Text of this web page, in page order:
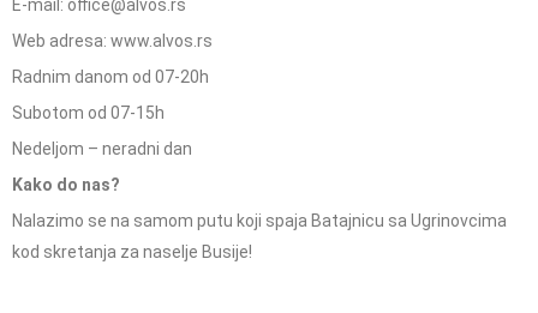
E-mail: office@alvos.rs
Web adresa: www.alvos.rs
Radnim danom od 07-20h
Subotom od 07-15h
Nedeljom – neradni dan
Kako do nas?
Nalazimo se na samom putu koji spaja Batajnicu sa Ugrinovcima
kod skretanja za naselje Busije!